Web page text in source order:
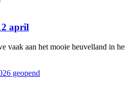
april
vaak aan het mooie heuvelland in